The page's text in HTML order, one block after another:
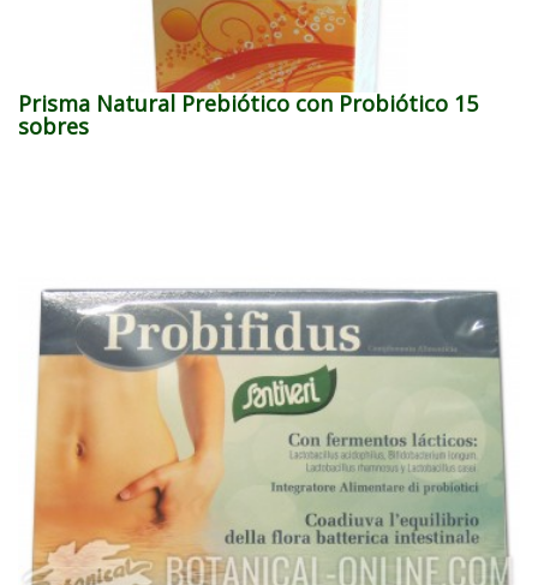
Prisma Natural Prebiótico con Probiótico 15
sobres